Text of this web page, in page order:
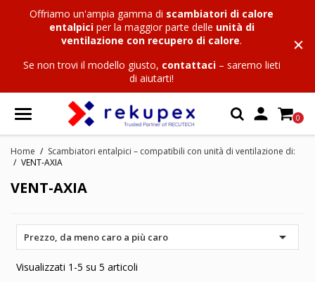
Offriamo un'ampia gamma di scambiatori di calore
entalpici per la maggior parte delle unità di
ventilazione con recupero di calore.
Se non trovi il modello giusto, contattaci – saremo lieti
di aiutarti!
 0
Home
Scambiatori entalpici – compatibili con unità di ventilazione di:
VENT-AXIA
VENT-AXIA
Prezzo, da meno caro a più caro 
Visualizzati 1-5 su 5 articoli